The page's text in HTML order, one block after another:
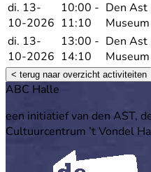
di. 13-
10-2026
10:00 -
11:10
Den Ast
Museum
di. 13-
10-2026
13:00 -
14:10
Den Ast
Museum
< terug naar overzicht activiteiten
Footer
ABC Halle
een initiatief van den AST,
Cultuurcentrum ’t Vondel